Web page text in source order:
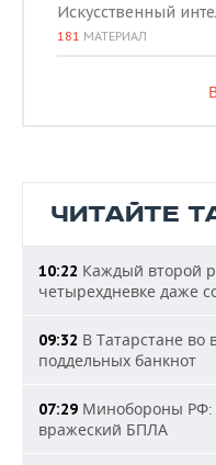
Искусственный
181 МАТЕРИАЛ
ЧИТАЙТЕ
10:22 Каждый второй
четырехдневке даже
09:32 В Татарстане во
поддельных банкнот
07:29 Минобороны РФ:
вражеский БПЛА